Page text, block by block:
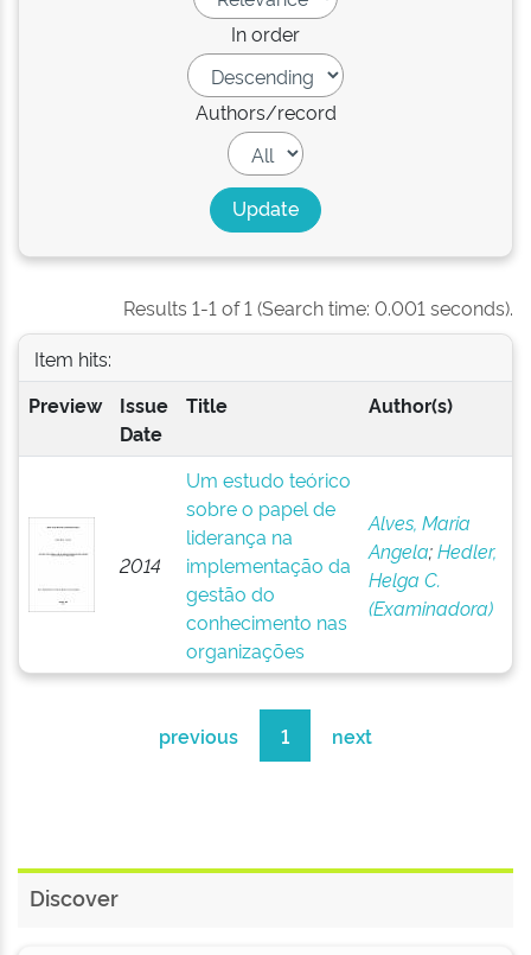
In order
Authors/record
Results 1-1 of 1 (Search time: 0.001 seconds).
Item hits:
Preview
Issue
Date
Title Author(s)
2014
Um estudo teórico
sobre o papel de
liderança na
implementação da
gestão do
conhecimento nas
organizações
Alves, Maria
Angela;Hedler,
Helga C.
(Examinadora)
previous 1 next
Discover